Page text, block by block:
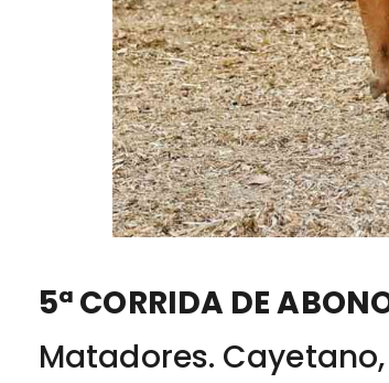
5ª CORRIDA DE
Matadores.